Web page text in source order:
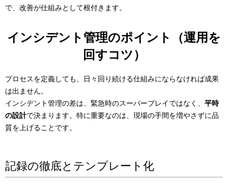
で、改善が仕組みとして根付きます。
インシデント管理のポイント（運用を
回すコツ）
プロセスを定義しても、日々回り続ける仕組みにならなければ成果
は出ません。
インシデント管理の差は、緊急時のスーパープレイではなく、 平時
の設計で決まります。特に重要なのは、現場の手間を増やさずに品
質を上げることです。
記録の徹底とテンプレート化